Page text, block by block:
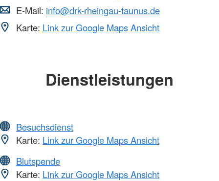
E-Mail: info@drk-rheingau-taunus.de
Karte: Link zur Google Maps Ansicht
Dienstleistungen
Besuchsdienst
Karte: Link zur Google Maps Ansicht
Blutspende
Karte: Link zur Google Maps Ansicht